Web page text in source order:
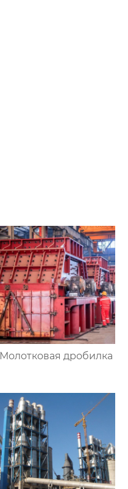
Молотковая дробилка